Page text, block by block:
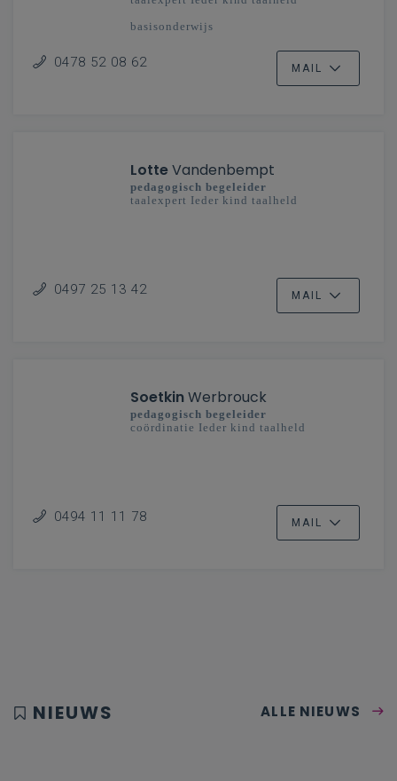
basisonderwijs
0478 52 08 62 MAIL
LotteVandenbempt
pedagogisch begeleider
taalexpert Ieder kind taalheld
0497 25 13 42 MAIL
SoetkinWerbrouck
pedagogisch begeleider
coördinatie Ieder kind taalheld
0494 11 11 78 MAIL
NIEUWS ALLE NIEUWS